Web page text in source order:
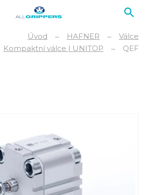
Úvod HAFNER
Válce
Kompaktní válce | UNITOP
QEF